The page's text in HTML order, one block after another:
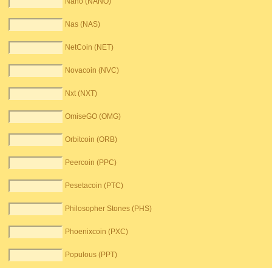
Nas (NAS)
NetCoin (NET)
Novacoin (NVC)
Nxt (NXT)
OmiseGO (OMG)
Orbitcoin (ORB)
Peercoin (PPC)
Pesetacoin (PTC)
Philosopher Stones (PHS)
Phoenixcoin (PXC)
Populous (PPT)